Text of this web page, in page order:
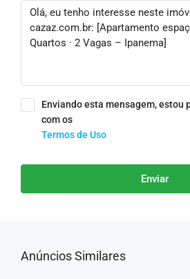
Enviando esta mensagem, estou
com os
Termos de Uso
Enviar
Anúncios Similares